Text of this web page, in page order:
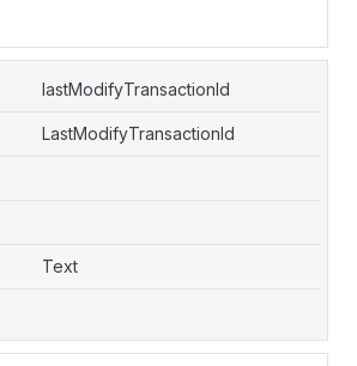
lastModifyTransactionId
LastModifyTransactionId
Text